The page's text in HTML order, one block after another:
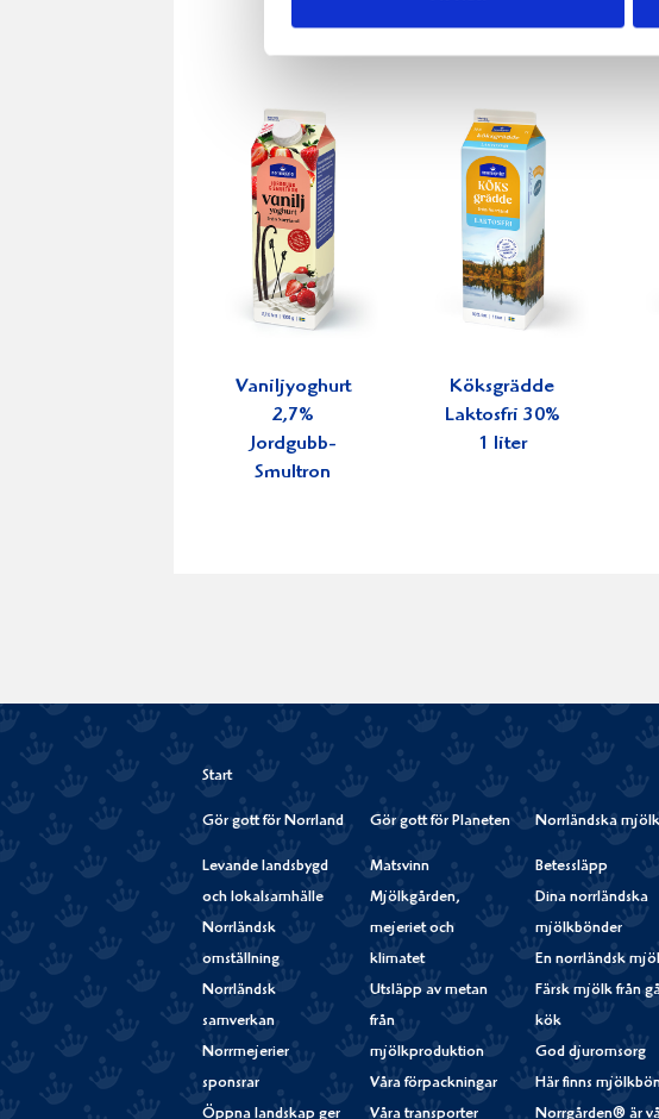
Vaniljyoghurt
2,7%
Jordgubb-
Smultron
Köksgrädde
Laktosfri 30%
1 liter
Start
Gör gott för Norrland
Levande landsbygd
och lokalsamhälle
Norrländsk
omställning
Norrländsk
samverkan
Norrmejerier
sponsrar
Öppna landskap ger
Gör gott för Planeten
Matsvinn
Mjölkgården,
mejeriet och
klimatet
Utsläpp av metan
från
mjölkproduktion
Våra förpackningar
Våra transporter
Norrländska
Betessläpp
Dina norrländska
mjölkbönder
En norrländsk
Färsk mjölk från
kök
God djuromsorg
Här finns
Norrgården® är